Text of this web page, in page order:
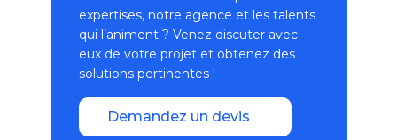
expertises, notre agence et les talents
qui l’animent ? Venez discuter avec
eux de votre projet et obtenez des
solutions pertinentes !
Demandez un devis